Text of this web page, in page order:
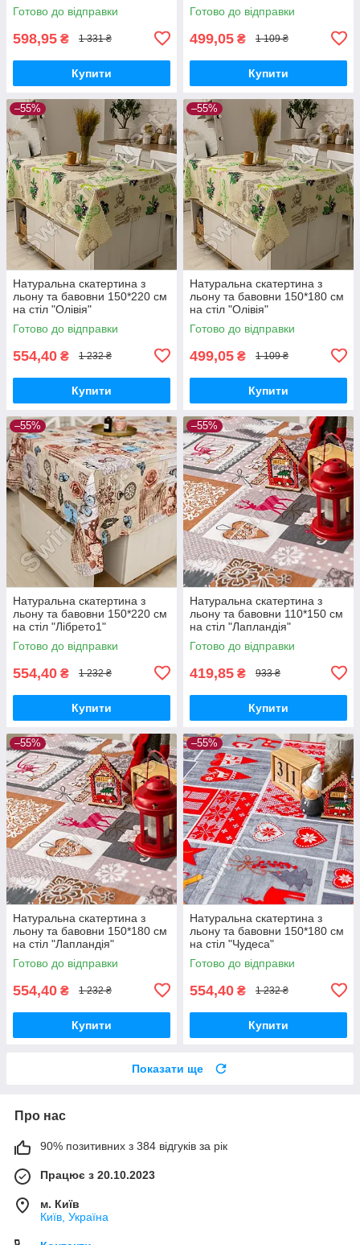
Готово до відправки
598,95 ₴ 1 331 ₴
Купити
Готово до відправки
499,05 ₴ 1 109 ₴
Купити
–55%
Натуральна скатертина з
льону та бавовни 150*220 см
на стіл "Олівія"
Готово до відправки
554,40 ₴ 1 232 ₴
Купити
–55%
Натуральна скатертина з
льону та бавовни 150*180 см
на стіл "Олівія"
Готово до відправки
499,05 ₴ 1 109 ₴
Купити
–55%
Натуральна скатертина з
льону та бавовни 150*220 см
на стіл "Лібрето1"
Готово до відправки
554,40 ₴ 1 232 ₴
Купити
–55%
Натуральна скатертина з
льону та бавовни 110*150 см
на стіл "Лапландія"
Готово до відправки
419,85 ₴ 933 ₴
Купити
–55%
Натуральна скатертина з
льону та бавовни 150*180 см
на стіл "Лапландія"
Готово до відправки
554,40 ₴ 1 232 ₴
Купити
–55%
Натуральна скатертина з
льону та бавовни 150*180 см
на стіл "Чудеса"
Готово до відправки
554,40 ₴ 1 232 ₴
Купити
Показати ще
Про нас
90% позитивних з 384 відгуків за рік
Працює з 20.10.2023
м. Київ
Київ, Україна